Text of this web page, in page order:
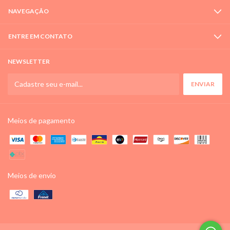
NAVEGAÇÃO
ENTRE EM CONTATO
NEWSLETTER
Meios de pagamento
Meios de envio